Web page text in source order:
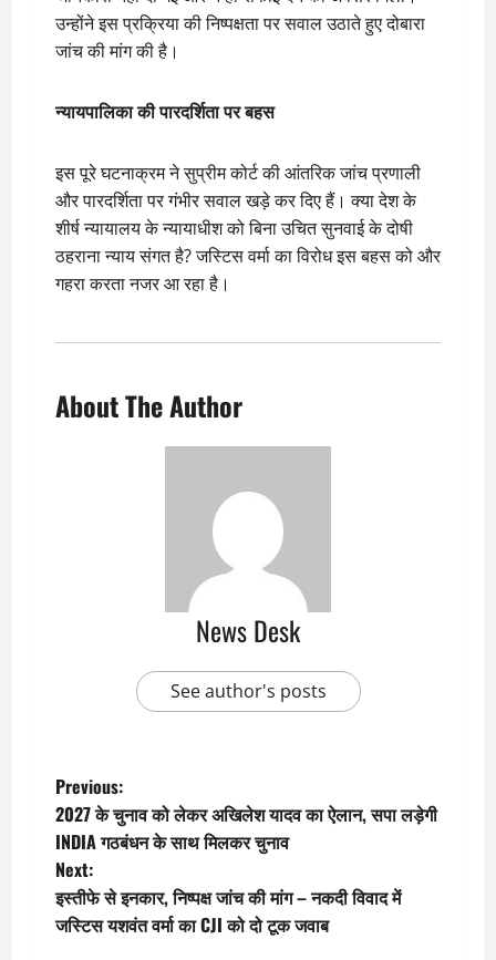
उन्होंने इस प्रक्रिया की निष्पक्षता पर सवाल उठाते हुए दोबारा
जांच की मांग की है।
न्यायपालिका की पारदर्शिता पर बहस
इस पूरे घटनाक्रम ने सुप्रीम कोर्ट की आंतरिक जांच प्रणाली
और पारदर्शिता पर गंभीर सवाल खड़े कर दिए हैं। क्या देश के
शीर्ष न्यायालय के न्यायाधीश को बिना उचित सुनवाई के दोषी
ठहराना न्याय संगत है? जस्टिस वर्मा का विरोध इस बहस को और
गहरा करता नजर आ रहा है।
About The Author
News Desk
See author's posts
P
o
s
t
Previous:
2027 के चुनाव को लेकर अखिलेश यादव का ऐलान, सपा लड़ेगी
INDIA गठबंधन के साथ मिलकर चुनाव
Next:
इस्तीफे से इनकार, निष्पक्ष जांच की मांग – नकदी विवाद में
जस्टिस यशवंत वर्मा का CJI को दो टूक जवाब